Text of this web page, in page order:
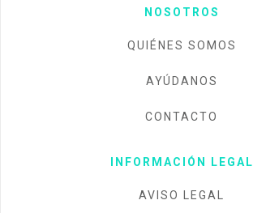
NOSOTROS
QUIÉNES SOMOS
AYÚDANOS
CONTACTO
INFORMACIÓN LEGAL
AVISO LEGAL